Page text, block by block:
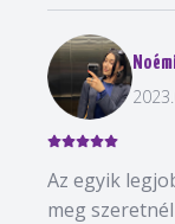
Az egyik
meg